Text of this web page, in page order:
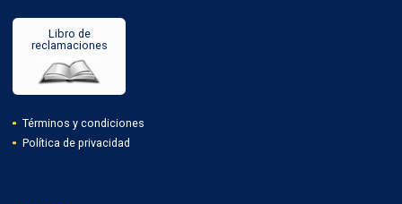
Libro de
reclamaciones
Términos y condiciones
Política de privacidad